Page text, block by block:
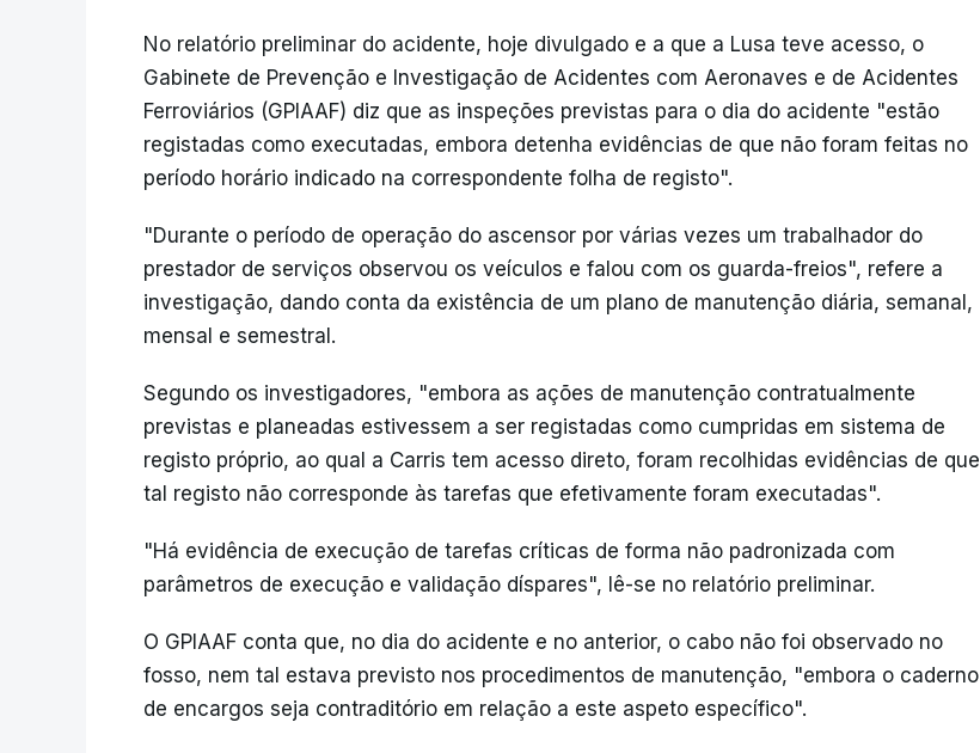
No relatório preliminar do acidente, hoje divulgado e a que a Lusa teve acesso, o
Gabinete de Prevenção e Investigação de Acidentes com Aeronaves e de Acidentes
Ferroviários (GPIAAF) diz que as inspeções previstas para o dia do acidente "estão
registadas como executadas, embora detenha evidências de que não foram feitas no
período horário indicado na correspondente folha de registo".
"Durante o período de operação do ascensor por várias vezes um trabalhador do
prestador de serviços observou os veículos e falou com os guarda-freios", refere a
investigação, dando conta da existência de um plano de manutenção diária, semanal,
mensal e semestral.
Segundo os investigadores, "embora as ações de manutenção contratualmente
previstas e planeadas estivessem a ser registadas como cumpridas em sistema de
registo próprio, ao qual a Carris tem acesso direto, foram recolhidas evidências de que
tal registo não corresponde às tarefas que efetivamente foram executadas".
"Há evidência de execução de tarefas críticas de forma não padronizada com
parâmetros de execução e validação díspares", lê-se no relatório preliminar.
O GPIAAF conta que, no dia do acidente e no anterior, o cabo não foi observado no
fosso, nem tal estava previsto nos procedimentos de manutenção, "embora o caderno
de encargos seja contraditório em relação a este aspeto específico".